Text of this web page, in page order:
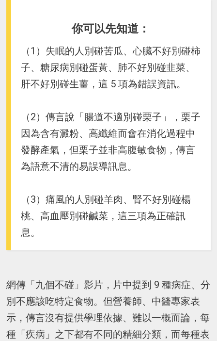
你可以先知道：
（1）失眠的人別碰苦瓜、心臟不好別碰柿
子、糖尿病別碰蛋黃、肺不好別碰韭菜、
肝不好別碰生薑，這 5 項為錯誤資訊。
（2）傳言說「腸道不適別碰栗子」，栗子
因為含有澱粉、高纖維而會在消化過程中
發酵產氣，但栗子並非高腹敏食物，傳言
為語意不清的易誤導訊息。
（3）痛風的人別碰羊肉、腎不好別碰楊
桃、高血壓別碰鹹菜，這三項為正確訊
息。
網傳「九個不碰」影片，片中提到 9 種病症、分
別不應該吃特定食物。但營養師、中醫專家表
示，傳言沒有提供學理依據、難以一概而論，每
種「疾病」之下都有不同的精細分類，而每種表